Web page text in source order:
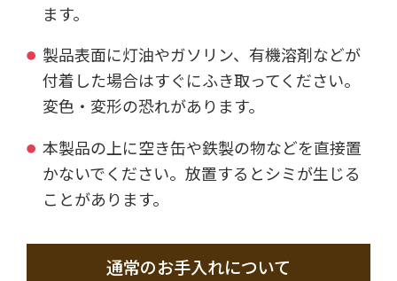
ます。
製品表面に灯油やガソリン、有機溶剤などが
付着した場合はすぐにふき取ってください。
変色・変形の恐れがあります。
本製品の上に空き缶や鉄製の物などを直接置
かないでください。放置するとシミが生じる
ことがあります。
通常のお手入れについて